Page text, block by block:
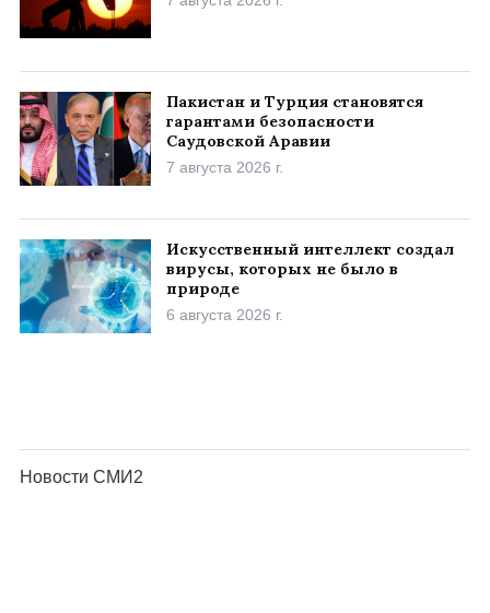
Пакистан и Турция становятся
гарантами безопасности
Саудовской Аравии
7 августа 2026 г.
Искусственный интеллект создал
вирусы, которых не было в
природе
6 августа 2026 г.